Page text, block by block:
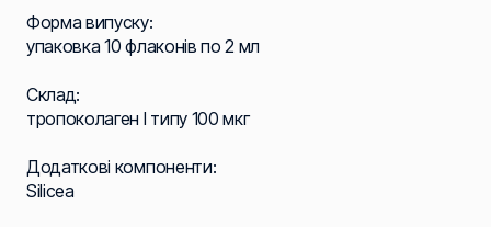
Форма випуску:
упаковка 10 флаконів по 2 мл
Склад:
тропоколаген І типу 100 мкг
Додаткові компоненти:
Silicea